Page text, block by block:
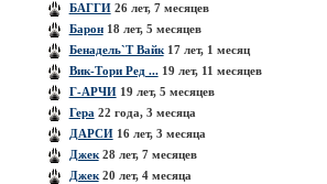
БАГГИ26 лет, 7 месяцев
Барон18 лет, 5 месяцев
Бенадель`Т Вайк17 лет, 1 месяц
Вик-Тори Ред ...19 лет, 11 месяцев
Г-АРЧИ19 лет, 5 месяцев
Гера 22 года, 3 месяца
ДАРСИ16 лет, 3 месяца
Джек28 лет, 7 месяцев
Джек20 лет, 4 месяца